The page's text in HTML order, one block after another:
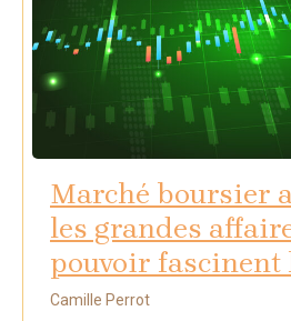
Marché boursier
les grandes
pouvoir fascinent
Camille Perrot